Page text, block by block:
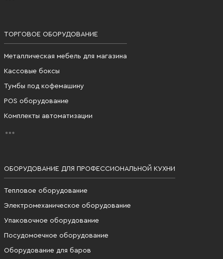
ТОРГОВОЕ ОБОРУДОВАНИЕ
Металлическая мебель для магазина
Кассовые боксы
Тумбы под кофемашину
POS оборудование
Комплекты автоматизации
ОБОРУДОВАНИЕ ДЛЯ ПРОФЕССИОНАЛЬНОЙ КУХНИ
Тепловое оборудование
Электромеханическое оборудование
Упаковочное оборудование
Посудомоечное оборудование
Оборудование для баров